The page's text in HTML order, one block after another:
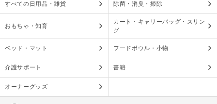
すべての日用品・雑貨 除菌・消臭・掃除
おもちゃ・知育
カート・キャリーバッグ・スリン
グ
ベッド・マット フードボウル・小物
介護サポート 書籍
オーナーグッズ